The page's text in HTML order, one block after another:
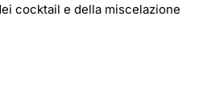
cocktail e della miscelazione